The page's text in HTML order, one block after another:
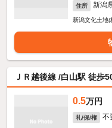
住所 新潟
新潟文化土地(
ＪＲ越後線 /白山駅 徒歩
0.5万円
礼/保/権 不